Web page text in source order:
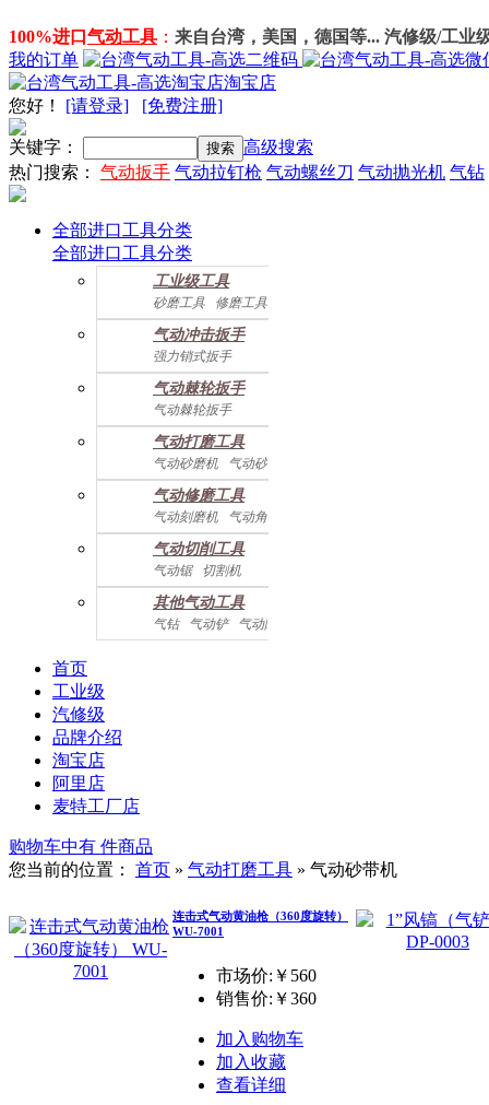
100%进口 气动工具 ： 来自台湾，美国，德国等... 汽修级/工业
我的订单
淘宝店
您好 ！ [请登录] [免费注册]
关键字：
高级搜索
热门搜索： 气动扳手 气动拉钉枪 气动螺丝刀 气动抛光机 气钻
全部进口工具分类
全部进口工具分类
工业级工具
砂磨工具
修磨工具
建筑工具 气动螺丝起子
气动配件
气动冲击扳手
强力销式扳手
双鎚打式扳手
双环锤打式扳手
强力冲击扳手
迷你冲击扳手
直角式冲击扭力扳手
气动棘轮扳手
气动棘轮扳手
迷你棘轮扳手
气动打磨工具
气动砂磨机
气动砂带机
气动抛光机 胎磨/除胶机
气动修磨工具
气动刻磨机 气动角磨机
气动切削工具
气动锯 切割机
气动曲线剪
其他气动工具
气钻 气动铲 气动除锈机
气动拉钉机 气动喷漆枪
首页
工业级
汽修级
品牌介绍
淘宝店
阿里店
麦特工厂店
购物车中有 件商品
您当前的位置： 首页 » 气动打磨工具 » 气动砂带机
连击式气动黄油枪（360度旋转）
WU-7001
市场价:￥560
销售价: ￥360
加入购物车
加入收藏
查看详细